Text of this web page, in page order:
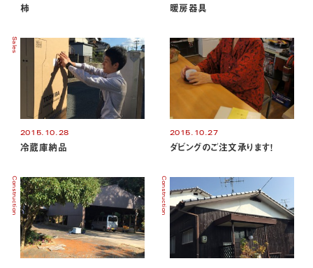
柿 暖房器具
2015.10.28
Sales
冷蔵庫納品
2015.10.27
ダビングのご注文承ります！
Construction Construction